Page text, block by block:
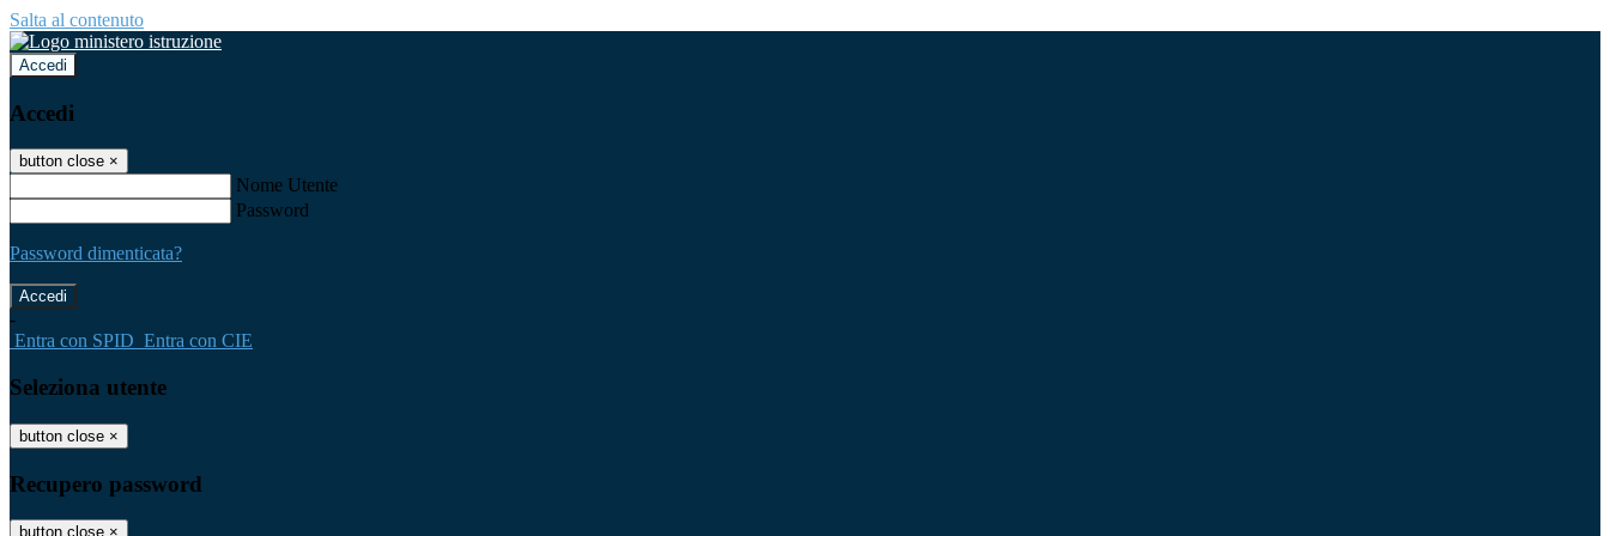
Salta al contenuto
Accedi
Accedi
button close ×
Nome Utente
Password
Password dimenticata?
-
Entra con SPID Entra con CIE
Seleziona utente
button close ×
Recupero password
button close ×